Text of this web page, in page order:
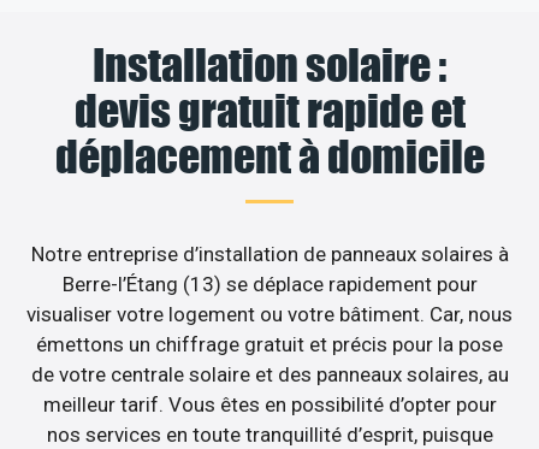
Installation solaire :
devis gratuit rapide et
déplacement à domicile
Notre entreprise d’installation de panneaux solaires à
Berre-l’Étang (13) se déplace rapidement pour
visualiser votre logement ou votre bâtiment. Car, nous
émettons un chiffrage gratuit et précis pour la pose
de votre centrale solaire et des panneaux solaires, au
meilleur tarif. Vous êtes en possibilité d’opter pour
nos services en toute tranquillité d’esprit, puisque